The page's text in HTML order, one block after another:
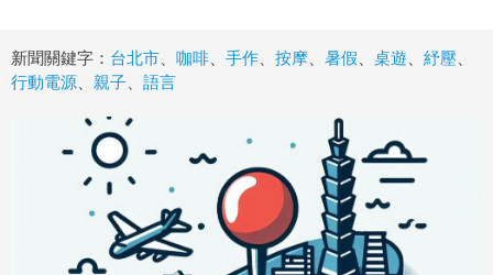
新聞關鍵字： 台北市、 咖啡、 手作、 按摩、 暑假、 桌遊、 紓壓、
行動電源、 親子、 語言